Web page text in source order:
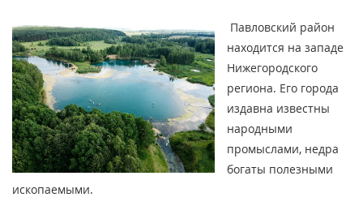
Павловский район
находится на западе
Нижегородского
региона. Его города
издавна известны
народными
промыслами, недра
богаты полезными
ископаемыми.